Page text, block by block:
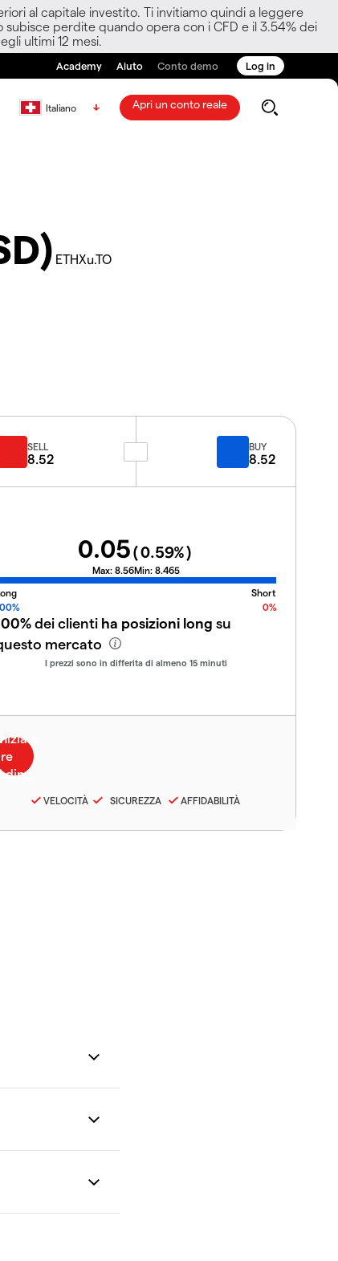
al capitale investito. Ti invitiamo quindi a leggere
perdite quando opera con i CFD e il 3.54% dei
ultimi 12 mesi.
Academy Aiuto Conto demo Log in
Italiano Apri un conto reale
ETHXu.TO
SELL
8.52
BUY
8.52
0.05(0.59%)
Max: 8.56Min: 8.465
Short
0%
dei clienti ha posizioni long su
mercato
I prezzi sono in differita di almeno 15 minuti
VELOCITÀ SICUREZZA AFFIDABILITÀ